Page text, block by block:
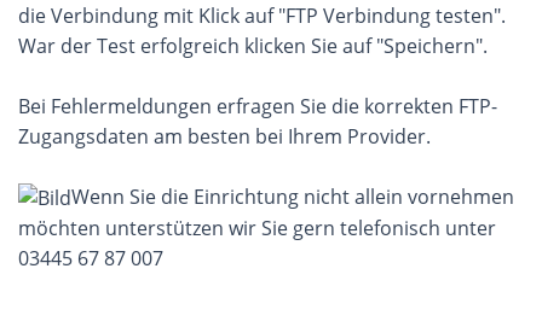
die Verbindung mit Klick auf "FTP Verbindung testen".
War der Test erfolgreich klicken Sie auf "Speichern".
Bei Fehlermeldungen erfragen Sie die korrekten FTP-
Zugangsdaten am besten bei Ihrem Provider.
Wenn Sie die Einrichtung nicht allein vornehmen
möchten unterstützen wir Sie gern telefonisch unter
03445 67 87 007